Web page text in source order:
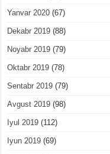
Yanvar 2020 (67)
Dekabr 2019 (88)
Noyabr 2019 (79)
Oktabr 2019 (78)
Sentabr 2019 (79)
Avgust 2019 (98)
Iyul 2019 (112)
Iyun 2019 (69)